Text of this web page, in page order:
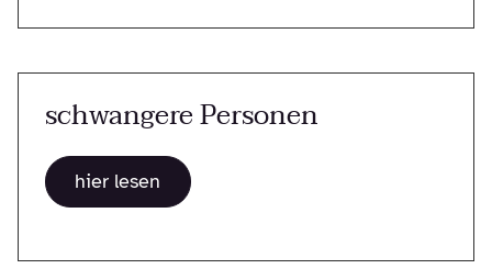
schwangere Personen
hier lesen